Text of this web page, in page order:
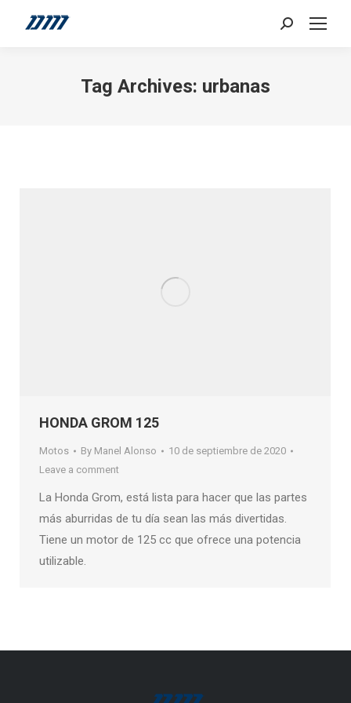
Search:
Tag Archives: urbanas
HONDA GROM 125
Motos By Manel Alonso
10 de septiembre de 2020
Leave a comment
La Honda Grom, está lista para hacer que las partes
más aburridas de tu día sean las más divertidas.
Tiene un motor de 125 cc que ofrece una potencia
utilizable.